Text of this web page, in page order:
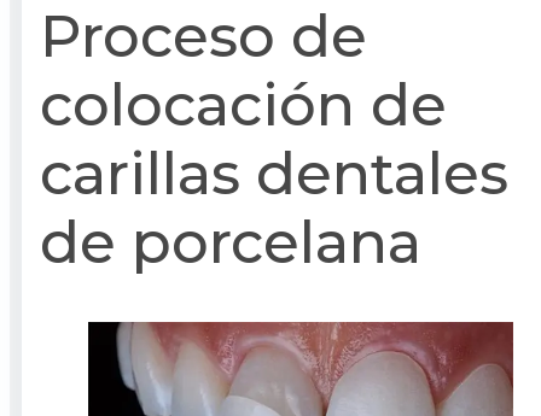
Proceso de
colocación de
carillas dentales
de porcelana